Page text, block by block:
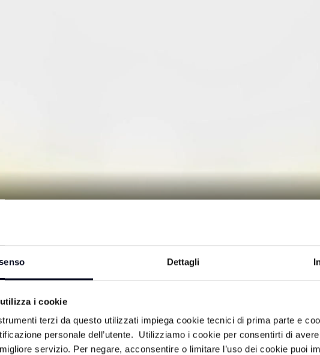
Dettagli
i cookie
terzi da questo utilizzati impiega cookie tecnici di prima parte e
personale dell’utente. Utilizziamo i cookie per consentirti di
servizio. Per negare, acconsentire o limitare l’uso dei cookie puoi
FARINELLI - 06/08/2025
raccontano: le aziende, gli imprenditori, la
Romagna.